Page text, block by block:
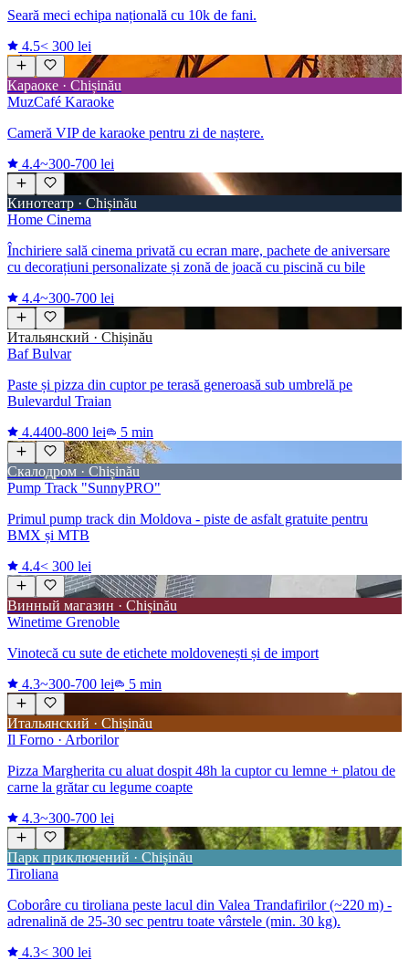
Seară meci echipa națională cu 10k de fani.
4.5< 300 lei
Караоке · Chișinău
MuzCafé Karaoke
Cameră VIP de karaoke pentru zi de naștere.
4.4~300-700 lei
Кинотеатр · Chișinău
Home Cinema
Închiriere sală cinema privată cu ecran mare, pachete de aniversare
cu decorațiuni personalizate și zonă de joacă cu piscină cu bile
4.4~300-700 lei
Итальянский · Chișinău
Baf Bulvar
Paste și pizza din cuptor pe terasă generoasă sub umbrelă pe
Bulevardul Traian
4.4400-800 lei 5 min
Скалодром · Chișinău
Pump Track "SunnyPRO"
Primul pump track din Moldova - piste de asfalt gratuite pentru
BMX și MTB
4.4< 300 lei
Винный магазин · Chișinău
Winetime Grenoble
Vinotecă cu sute de etichete moldovenești și de import
4.3~300-700 lei 5 min
Итальянский · Chișinău
Il Forno · Arborilor
Pizza Margherita cu aluat dospit 48h la cuptor cu lemne + platou de
carne la grătar cu legume coapte
4.3~300-700 lei
Парк приключений · Chișinău
Tiroliana
Coborâre cu tiroliana peste lacul din Valea Trandafirilor (~220 m) -
adrenalină de 25-30 sec pentru toate vârstele (min. 30 kg).
4.3< 300 lei